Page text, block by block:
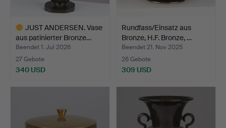
JUST ANDERSEN. Vase
aus patinierter Bronze…
Beendet 1. Jul 2026
27 Gebote
340 USD
Rundfass/Einsatz aus
Bronze, H.F. Bronze, …
Beendet 21. Nov 2025
26 Gebote
309 USD